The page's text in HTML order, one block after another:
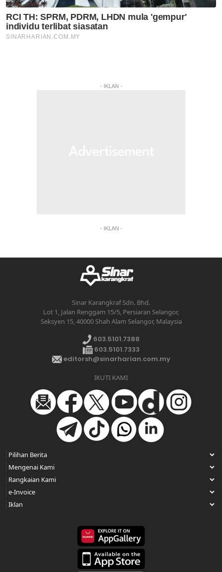
- IKLAN -
- IKLAN -
Sinar Karangkraf Sdn. Bhd.
Lot 1, Jalan Renggam 15/5, Persiaran Selangor,
Seksyen 15, 40000 Shah Alam Selangor, Malaysia
603.5101.7388
603.5101.7333
editorsh@sinarharian.com.my
IKUTI KAMI